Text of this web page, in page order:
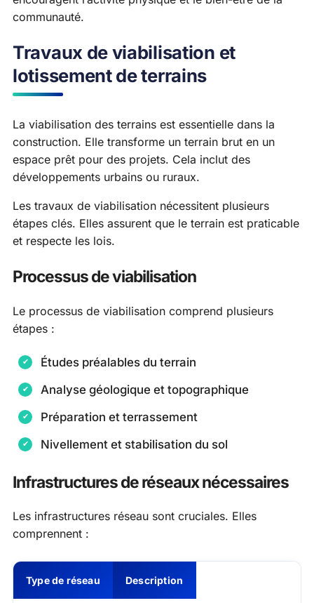
communauté.
Travaux de viabilisation et
lotissement de terrains
La viabilisation des terrains est essentielle dans la
construction. Elle transforme un terrain brut en un
espace prêt pour des projets. Cela inclut des
développements urbains ou ruraux.
Les travaux de viabilisation nécessitent plusieurs
étapes clés. Elles assurent que le terrain est praticable
et respecte les lois.
Processus de viabilisation
Le processus de viabilisation comprend plusieurs
étapes :
Études préalables du terrain
Analyse géologique et topographique
Préparation et terrassement
Nivellement et stabilisation du sol
Infrastructures de réseaux nécessaires
Les infrastructures réseau sont cruciales. Elles
comprennent :
Type de réseau Description